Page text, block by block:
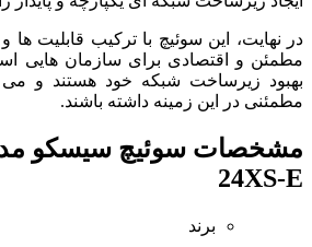
در نهایت، این سوئیچ با ترکیب قابلیت ها
مطمئن و اقتصادی برای سازمان هایی
بهبود زیرساخت شبکه خود هستند و می
مطمئنی در این زمینه داشته باشند.
مشخصات
24XS-E
برند